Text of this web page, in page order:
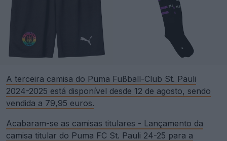
A terceira camisa do Puma Fußball-Club St. Pauli
2024-2025 está disponível desde 12 de agosto, sendo
vendida a 79,95 euros.
Acabaram-se as camisas titulares - Lançamento da
camisa titular do Puma FC St. Pauli 24-25 para a